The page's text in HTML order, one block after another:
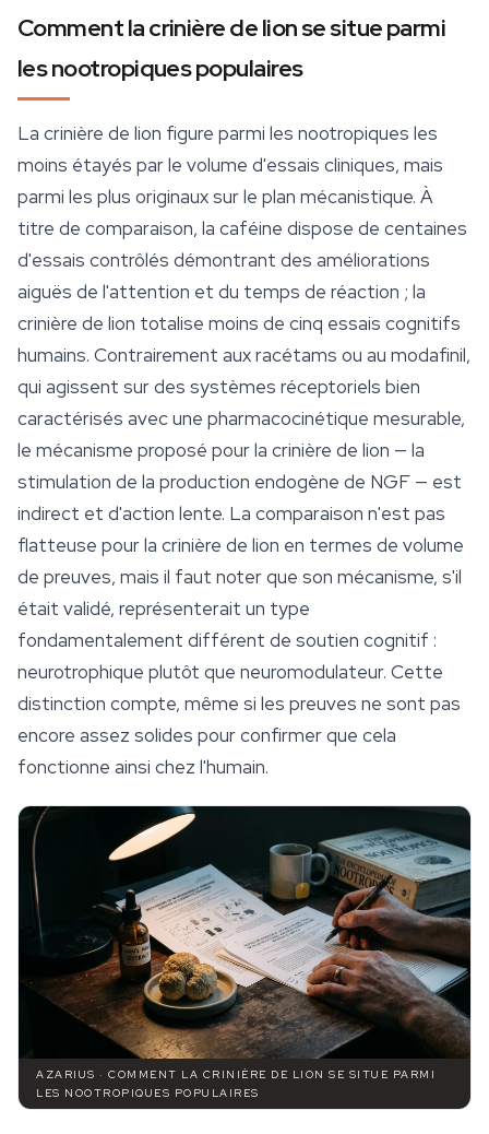
Comment la crinière de lion se situe parmi
les nootropiques populaires
La crinière de lion figure parmi les nootropiques les
moins étayés par le volume d'essais cliniques, mais
parmi les plus originaux sur le plan mécanistique. À
titre de comparaison, la caféine dispose de centaines
d'essais contrôlés démontrant des améliorations
aiguës de l'attention et du temps de réaction ; la
crinière de lion totalise moins de cinq essais cognitifs
humains. Contrairement aux racétams ou au modafinil,
qui agissent sur des systèmes réceptoriels bien
caractérisés avec une pharmacocinétique mesurable,
le mécanisme proposé pour la crinière de lion — la
stimulation de la production endogène de NGF — est
indirect et d'action lente. La comparaison n'est pas
flatteuse pour la crinière de lion en termes de volume
de preuves, mais il faut noter que son mécanisme, s'il
était validé, représenterait un type
fondamentalement différent de soutien cognitif :
neurotrophique plutôt que neuromodulateur. Cette
distinction compte, même si les preuves ne sont pas
encore assez solides pour confirmer que cela
fonctionne ainsi chez l'humain.
AZARIUS · COMMENT LA CRINIÈRE DE LION SE SITUE PARMI
LES NOOTROPIQUES POPULAIRES